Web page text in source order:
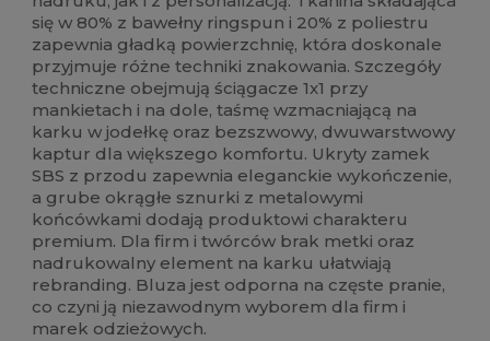
się w 80% z bawełny ringspun i 20% z poliestru
zapewnia gładką powierzchnię, która doskonale
przyjmuje różne techniki znakowania. Szczegóły
techniczne obejmują ściągacze 1x1 przy
mankietach i na dole, taśmę wzmacniającą na
karku w jodełkę oraz bezszwowy, dwuwarstwowy
kaptur dla większego komfortu. Ukryty zamek
SBS z przodu zapewnia eleganckie wykończenie,
a grube okrągłe sznurki z metalowymi
końcówkami dodają produktowi charakteru
premium. Dla firm i twórców brak metki oraz
nadrukowalny element na karku ułatwiają
rebranding. Bluza jest odporna na częste pranie,
co czyni ją niezawodnym wyborem dla firm i
marek odzieżowych.